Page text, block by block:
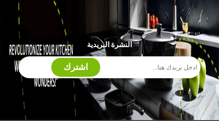
النشرة البريدية
اشترك